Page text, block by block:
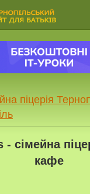
піцерія
- cімейна
кафе